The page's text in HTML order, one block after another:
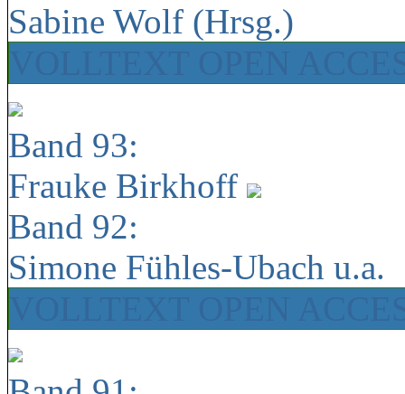
Sabine Wolf (Hrsg.)
Band 93:
Frauke Birkhoff
Band 92:
Simone Fühles-Ubach u.a.